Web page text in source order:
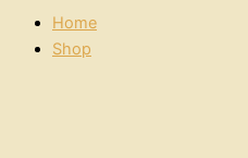
Home
Shop